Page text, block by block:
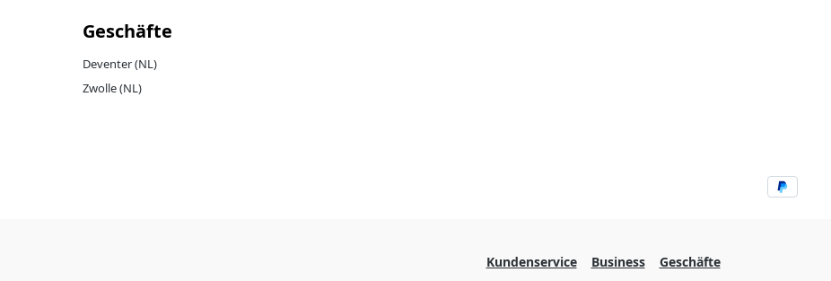
Geschäfte
Deventer (NL)
Zwolle (NL)
Kundenservice Business Geschäfte